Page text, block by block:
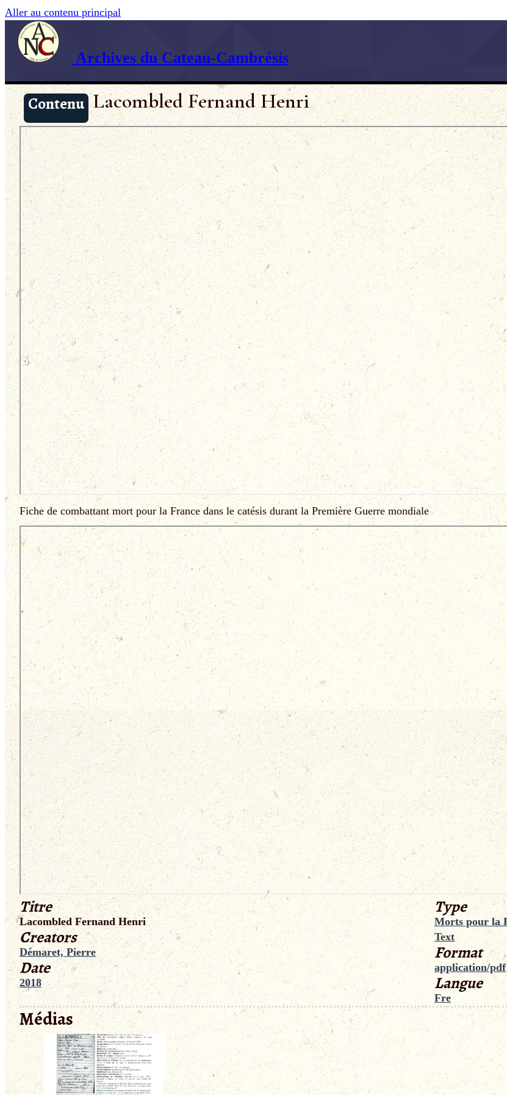
Aller au contenu principal
Archives du Cateau-Cambrésis
Contenu Lacombled Fernand Henri
Fiche de combattant mort pour la France dans le catésis durant la Première Guerre mondiale
Titre
Lacombled Fernand Henri
Creators
Démaret, Pierre
Date
2018
Type
Morts pour la
Text
Format
application/pdf
Langue
Fre
Médias